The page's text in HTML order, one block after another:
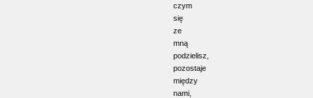
czym
się
ze
mną
podzielisz,
pozostaje
między
nami,